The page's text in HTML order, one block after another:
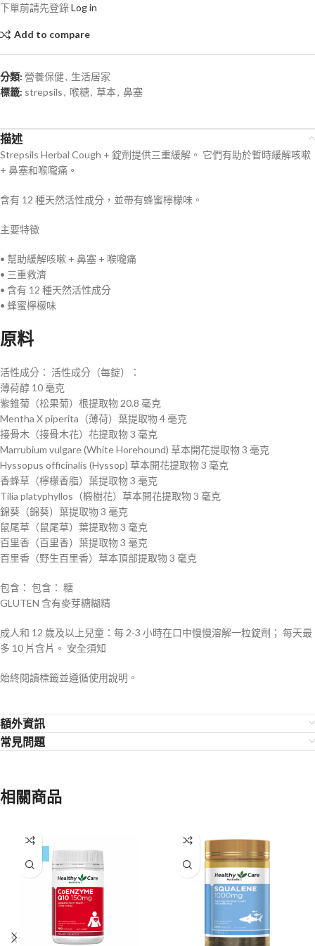
下單前請先登錄Log in
Add to compare
分類: 營養保健, 生活居家
標籤: strepsils, 喉糖, 草本, 鼻塞
描述
Strepsils Herbal Cough + 錠劑提供三重緩解。 它們有助於暫時緩解咳嗽
+ 鼻塞和喉嚨痛。
含有 12 種天然活性成分，並帶有蜂蜜檸檬味。
主要特徵
• 幫助緩解咳嗽 + 鼻塞 + 喉嚨痛
• 三重救濟
• 含有 12 種天然活性成分
• 蜂蜜檸檬味
原料
活性成分： 活性成分（每錠）：
薄荷醇 10 毫克
紫錐菊（松果菊）根提取物 20.8 毫克
Mentha X piperita（薄荷）葉提取物 4 毫克
接骨木（接骨木花）花提取物 3 毫克
Marrubium v​​ulgare (White Horehound) 草本開花提取物 3 毫克
Hyssopus officinalis (Hyssop) 草本開花提取物 3 毫克
香蜂草（檸檬香脂）葉提取物 3 毫克
Tilia platyphyllos（椴樹花）草本開花提取物 3 毫克
錦葵（錦葵）葉提取物 3 毫克
鼠尾草（鼠尾草）葉提取物 3 毫克
百里香（百里香）葉提取物 3 毫克
百里香（野生百里香）草本頂部提取物 3 毫克
包含： 包含： 糖
GLUTEN 含有麥芽糖糊精
成人和 12 歲及以上兒童：每 2-3 小時在口中慢慢溶解一粒錠劑； 每天最
多 10 片含片。 安全須知
始終閱讀標籤並遵循使用說明。
額外資訊
常見問題
相關商品